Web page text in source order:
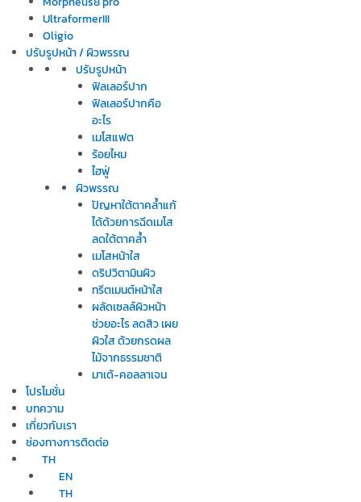
UltraformerIII
Oligio
ปรับรูปหน้า / ผิวพรรณ
ปรับรูปหน้า
ฟิลเลอร์ปาก
ฟิลเลอร์ปากคือ
อะไร
เมโสแฟต
ร้อยไหม
ไฮฟู่
ผิวพรรณ
ปัญหาใต้ตาคล้ำแก้
ได้ด้วยการฉีดเมโส
ลดใต้ตาคล้ำ
เมโสหน้าใส
ดริปวิตามินผิว
ทรีตเมนต์หน้าใส
ผลัดเซลล์ผิวหน้า
ช่วยอะไร ลดสิว เผย
ผิวใส ด้วยกรดผล
ไม้จากธรรมชาติ
มาเด้-คอลลาเจน
โปรโมชั่น
บทความ
เกี่ยวกับเรา
ช่องทางการติดต่อ
TH
EN
TH